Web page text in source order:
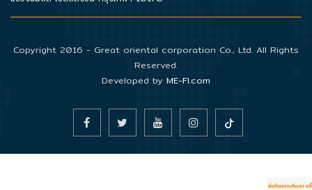
Copyright 2016 - Great oriental corporation Co., Ltd. All Rights
Reserved.
Developed by ME-FI.com